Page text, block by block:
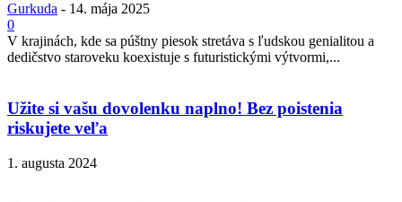
Gurkuda - 14. mája 2025
0
V krajinách, kde sa púštny piesok stretáva s ľudskou genialitou a
dedičstvo staroveku koexistuje s futuristickými výtvormi,...
Užite si vašu dovolenku naplno! Bez poistenia
riskujete veľa
1. augusta 2024